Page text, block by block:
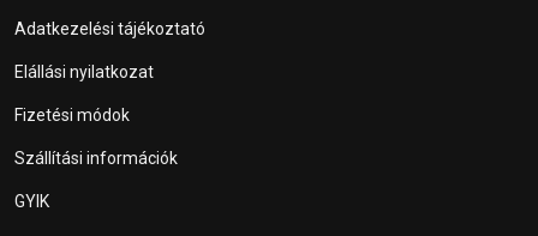
Adatkezelési tájékoztató
Elállási nyilatkozat
Fizetési módok
Szállítási információk
GYIK